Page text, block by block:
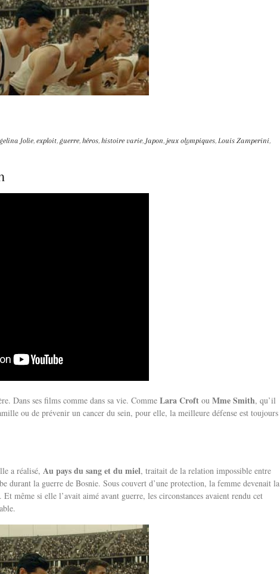
Jolie, exploit, guerre, héros, histoire varie, Japon, jeux olympiques, Louis Zamperini,
Dans ses films comme dans sa vie. Comme Lara Croft ou Mme Smith, qu’il
ou de prévenir un cancer du sein, pour elle, la meilleure défense est toujours
a réalisé, Au pays du sang et du miel, traitait de la relation impossible entre
durant la guerre de Bosnie. Sous couvert d’une protection, la femme devenait la
Et même si elle l’avait aimé avant guerre, les circonstances avaient rendu cet